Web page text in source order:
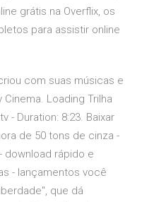
grátis na Overflix, os
para assistir online
com suas músicas e
Loading Trilha
- Duration: 8:23. Baixar
de 50 tons de cinza -
download rápido e
- lançamentos você
que dá